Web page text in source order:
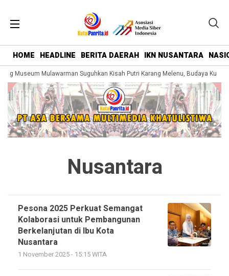
HOME HEADLINE BERITA DAERAH IKN NUSANTARA
Museum Mulawarman Suguhkan Kisah Putri Karang Melenu, Budaya Kutai
Nusantara
Pesona 2025 Perkuat Semangat
Kolaborasi untuk Pembangunan
Berkelanjutan di Ibu Kota
Nusantara
1 November 2025 - 15:15 WITA